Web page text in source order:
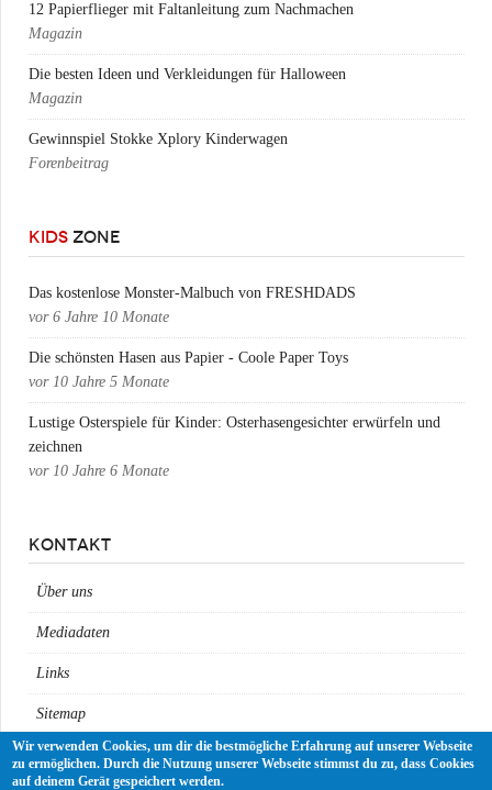
12 Papierflieger mit Faltanleitung zum Nachmachen
Magazin
Die besten Ideen und Verkleidungen für Halloween
Magazin
Gewinnspiel Stokke Xplory Kinderwagen
Forenbeitrag
KIDS ZONE
Das kostenlose Monster-Malbuch von FRESHDADS
vor 6 Jahre 10 Monate
Die schönsten Hasen aus Papier - Coole Paper Toys
vor 10 Jahre 5 Monate
Lustige Osterspiele für Kinder: Osterhasengesichter erwürfeln und
zeichnen
vor 10 Jahre 6 Monate
KONTAKT
Über uns
Mediadaten
Links
Sitemap
Impressum
Wir verwenden Cookies, um dir die bestmögliche Erfahrung auf unserer Webseite
zu ermöglichen. Durch die Nutzung unserer Webseite stimmst du zu, dass Cookies
auf deinem Gerät gespeichert werden.